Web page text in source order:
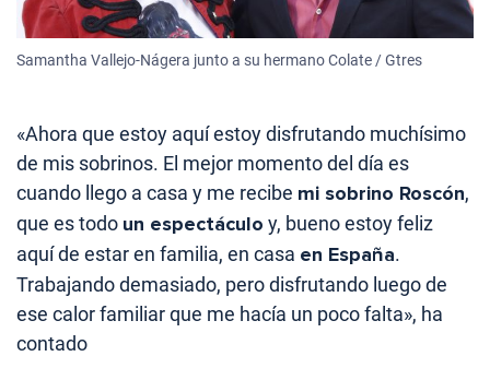
Samantha Vallejo-Nágera junto a su hermano Colate / Gtres
«Ahora que estoy aquí estoy disfrutando muchísimo
de mis sobrinos. El mejor momento del día es
cuando llego a casa y me recibe mi sobrino Roscón,
que es todo un espectáculo y, bueno estoy feliz
aquí de estar en familia, en casa en España.
Trabajando demasiado, pero disfrutando luego de
ese calor familiar que me hacía un poco falta», ha
contado